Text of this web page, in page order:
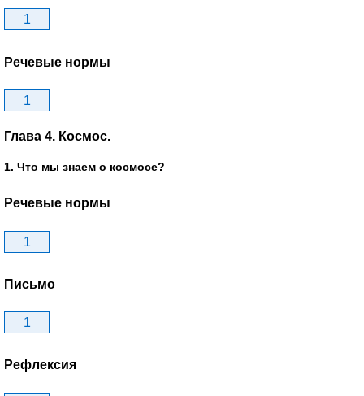
1
Речевые нормы
1
Глава 4. Космос.
1. Что мы знаем о космосе?
Речевые нормы
1
Письмо
1
Рефлексия